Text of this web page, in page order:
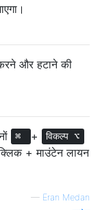
और हटाने की
⌘ + विकल्प ⌥
+ माउंटेन लायन
— Eran Medan